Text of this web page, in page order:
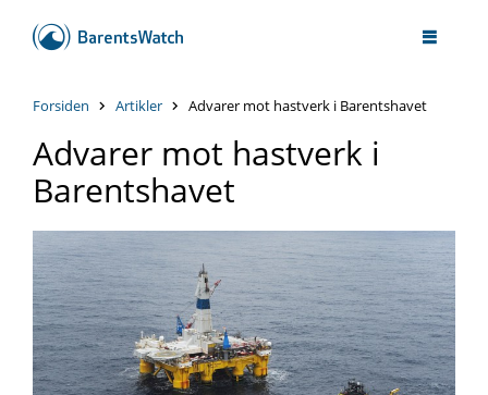
Forsiden Artikler Advarer mot hastverk i Barentshavet
Advarer mot hastverk i
Barentshavet